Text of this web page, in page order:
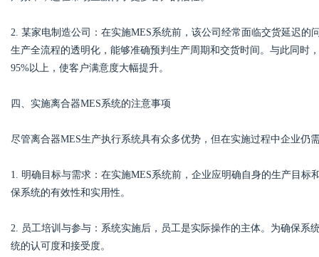
2. 某家电制造公司：在实施MES系统前，该公司经常面临交货延迟
生产全流程的透明化，能够准确预判生产周期和交货时间。与此同时
95%以上，使客户满意度大幅提升。
四、实施离合器MES系统的注意事项
尽管离合器MES生产执行系统具有众多优势，但在实施过程中企业仍
1. 明确目标与需求：在实施MES系统前，企业应明确自身的生产目
保系统的有效性和实用性。
2. 员工培训与参与：系统实施后，员工是实际操作的主体。为确保
统的认可度和接受度。